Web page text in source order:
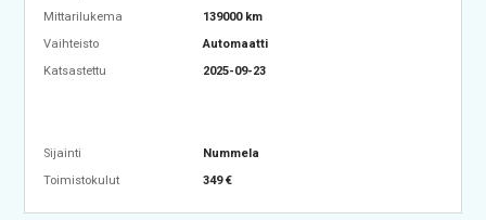
Mittarilukema
139000 km
Vaihteisto
Automaatti
Katsastettu
2025-09-23
Sijainti
Nummela
Toimistokulut
349 €